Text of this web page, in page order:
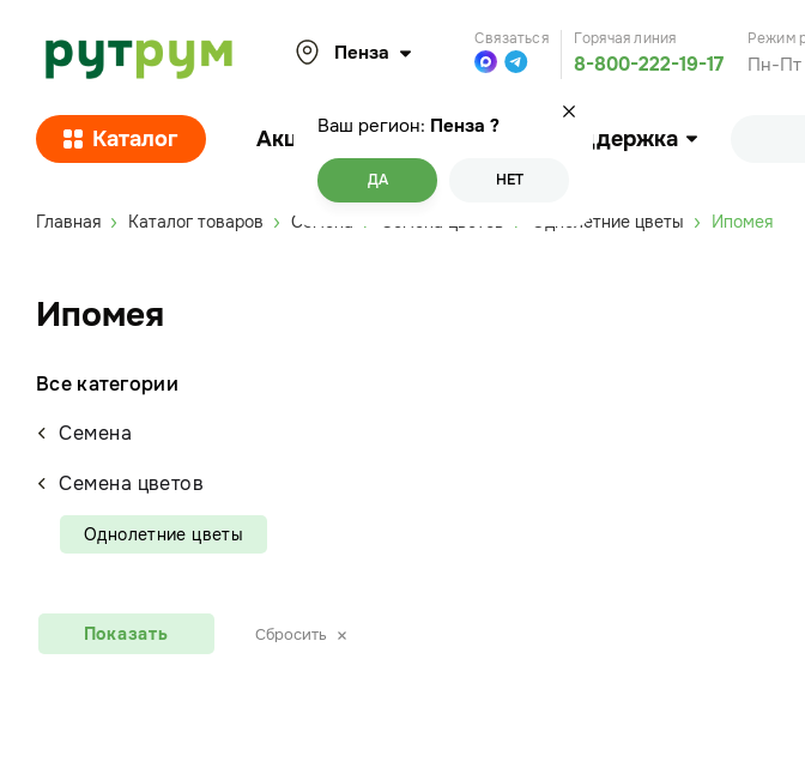
Пенза
Ваш регион: Пенза ?
ДА НЕТ
Связаться Горячая линия
8-800-222-19-17
Режим
Пн-Пт
Каталог Акции Покупателям Поддержка
Главная Каталог товаров Семена Однолетние цветы Ипомея
Ипомея
Все категории
Семена
Семена цветов
Однолетние цветы
Показать Сбросить